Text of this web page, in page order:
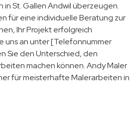
in St. Gallen Andwil überzeugen.
für eine individuelle Beratung zur
Ihr Projekt erfolgreich
uns an unter [Telefonnummer
Sie den Unterschied, den
machen können. Andy Maler
für meisterhafte Malerarbeiten in